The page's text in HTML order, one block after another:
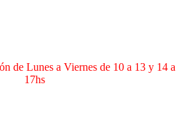
de Lunes a Viernes de 10 a 13 y 14 a
17hs